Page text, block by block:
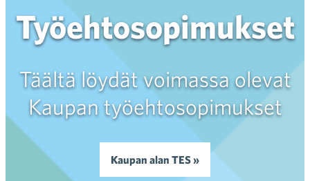
Työehtosopimukset
Täältä löydät voimassa olevat
Kaupan työehtosopimukset
Kaupan alan TES »